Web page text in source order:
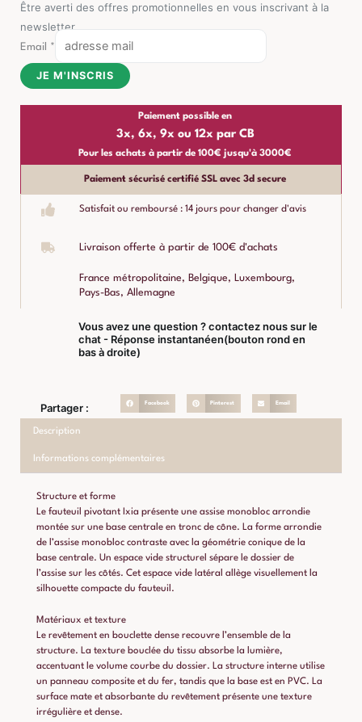
Être averti des offres promotionnelles en vous inscrivant à la
newsletter
Email *
JE M'INSCRIS
Paiement possible en
3x, 6x, 9x ou 12x par CB
Pour les achats à partir de 100€ jusqu'à 3000€
Paiement sécurisé certifié SSL avec 3d secure
Satisfait ou remboursé : 14 jours pour changer d'avis
Livraison offerte à partir de 100€ d'achats
France métropolitaine, Belgique, Luxembourg,
Pays-Bas, Allemagne
Vous avez une question ? contactez nous sur le
chat - Réponse instantanéen(bouton rond en
bas à droite)
Partager : Facebook Pinterest Email
Description
Informations complémentaires
Structure et forme
Le fauteuil pivotant Ixia présente une assise monobloc arrondie
montée sur une base centrale en tronc de cône. La forme arrondie
de l’assise monobloc contraste avec la géométrie conique de la
base centrale. Un espace vide structurel sépare le dossier de
l’assise sur les côtés. Cet espace vide latéral allège visuellement la
silhouette compacte du fauteuil.
Matériaux et texture
Le revêtement en bouclette dense recouvre l’ensemble de la
structure. La texture bouclée du tissu absorbe la lumière,
accentuant le volume courbe du dossier. La structure interne utilise
un panneau composite et du fer, tandis que la base est en PVC. La
surface mate et absorbante du revêtement présente une texture
irrégulière et dense.